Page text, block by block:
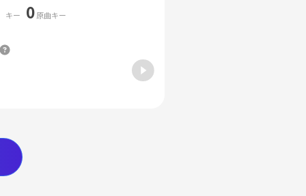
キー 0原曲キー